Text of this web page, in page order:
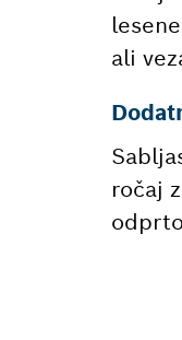
ali
ročaj